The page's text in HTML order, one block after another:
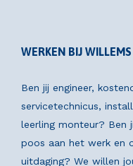
WERKEN BIJ
Ben jij engineer,
servicetechnicus,
leerling monteur? Ben
poos aan het werk en
uitdaging? We willen